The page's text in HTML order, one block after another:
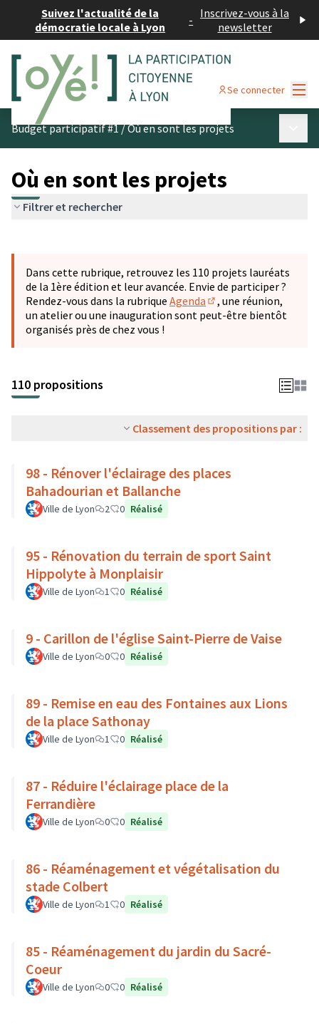
Suivez l'actualité de la
démocratie locale à Lyon
- Inscrivez-vous à la
newsletter
Se connecter
Budget participatif #1/Où en sont les projets
Où en sont les projets
Filtrer et rechercher
−
Dans cette rubrique, retrouvez les 110 projets lauréats
de la 1ère édition et leur avancée. Envie de participer ?
Rendez-vous dans la rubrique Agenda
(S'ouvre dans un
, une réunion,
un atelier ou une inauguration sont peut-être bientôt
organisés près de chez vous !
110 propositions
Classement des propositions par :
98 - Rénover l'éclairage des places
Bahadourian et Ballanche
Ville de Lyon 2 0 Réalisé
95 - Rénovation du terrain de sport Saint
Hippolyte à Monplaisir
Ville de Lyon 1 0 Réalisé
9 - Carillon de l'église Saint-Pierre de Vaise
Ville de Lyon 0 0 Réalisé
89 - Remise en eau des Fontaines aux Lions
de la place Sathonay
Ville de Lyon 1 0 Réalisé
87 - Réduire l'éclairage place de la
Ferrandière
Ville de Lyon 0 0 Réalisé
86 - Réaménagement et végétalisation du
stade Colbert
Ville de Lyon 1 0 Réalisé
85 - Réaménagement du jardin du Sacré-
Coeur
Ville de Lyon 0 0 Réalisé